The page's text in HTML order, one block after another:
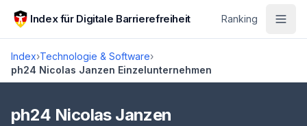
Zum Hauptinhalt springen
Index für Digitale Barrierefreiheit Ranking
Index›Technologie & Software›
ph24 Nicolas Janzen Einzelunternehmen
Score lädt
ph24 Nicolas Janzen